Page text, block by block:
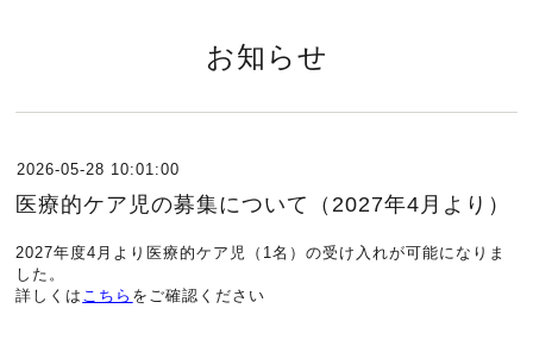
お知らせ
2026-05-28 10:01:00
医療的ケア児の募集について（2027年4月より）
2027年度4月より医療的ケア児（1名）の受け入れが可能になりま
した。
詳しくは こちら をご確認ください